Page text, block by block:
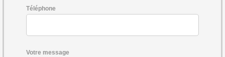
Téléphone
Votre message